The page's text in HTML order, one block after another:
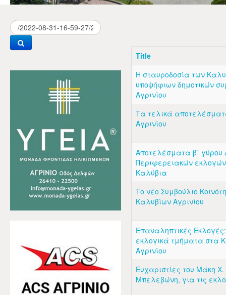
Title
Η σταυροδοσία των
υποψήφιων δημοτικών
Αγρινίου
Τα τελικά
Αγρινίου
Αποτελέσματα β΄ γύρου
Περιφερειακών
Καλύβια
Το νέο Συμβούλιο
Καλυβίων Αγρινίου
Επαναληπτικές
εκλογικά τμήματα στα
Αγρινίου
Ευχαριστίες του Μάκη Χ.
Μπελεβώνη, για τις